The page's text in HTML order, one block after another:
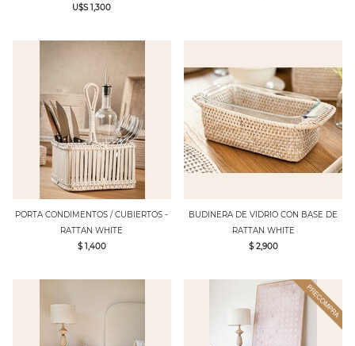
U$S 1,300
PORTA CONDIMENTOS / CUBIERTOS -
RATTAN WHITE
$ 1,400
BUDINERA DE VIDRIO CON BASE DE
RATTAN WHITE
$ 2,900